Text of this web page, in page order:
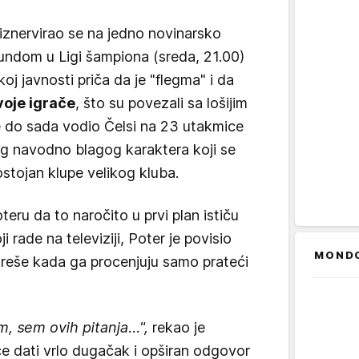
se na jedno novinarsko
u Ligi šampiona (sreda, 21.00)
javnosti priča da je "flegma" i da
igrače, što su povezali sa lošijim
sada vodio Čelsi na 23 utakmice
navodno blagog karaktera koji se
klupe velikog kluba.
da to naročito u prvi plan ističu
rade na televiziji, Poter je povisio
kada ga procenjuju samo prateći
sem ovih pitanja...", rekao je
dati vrlo dugačak i opširan odgovor